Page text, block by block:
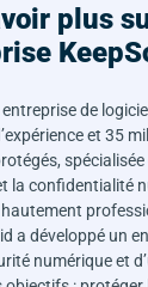
plus
de
et 35
spécialisée
la confidentialité
a développé un
numérique et